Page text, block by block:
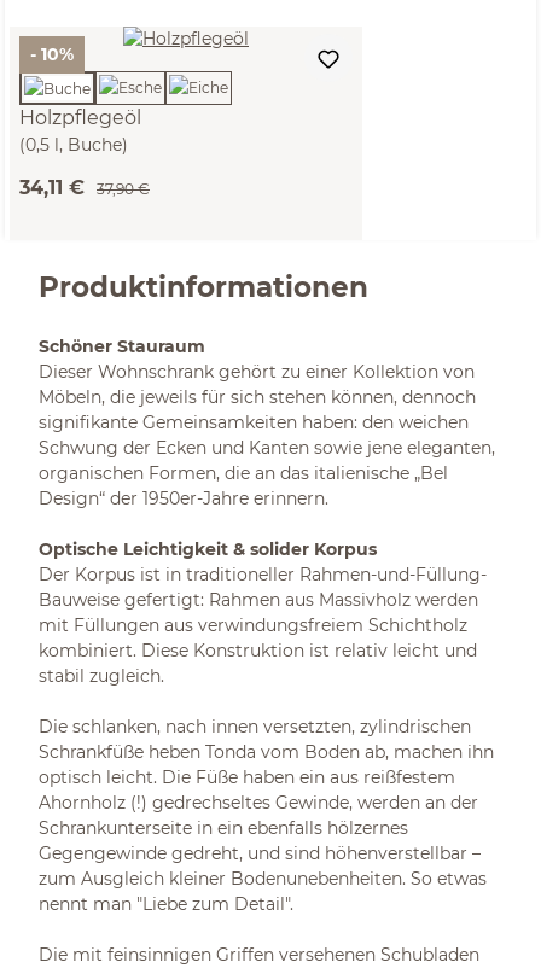
- 10%
Holzpflegeöl
(0,5 l, Buche)
34,11 € 37,90 €
Produktinformationen
Schöner Stauraum
Dieser Wohnschrank gehört zu einer Kollektion von
Möbeln, die jeweils für sich stehen können, dennoch
signifikante Gemeinsamkeiten haben: den weichen
Schwung der Ecken und Kanten sowie jene eleganten,
organischen Formen, die an das italienische „Bel
Design“ der 1950er-Jahre erinnern.
Optische Leichtigkeit & solider Korpus
Der Korpus ist in traditioneller Rahmen-und-Füllung-
Bauweise gefertigt: Rahmen aus Massivholz werden
mit Füllungen aus verwindungsfreiem Schichtholz
kombiniert. Diese Konstruktion ist relativ leicht und
stabil zugleich.
Die schlanken, nach innen versetzten, zylindrischen
Schrankfüße heben Tonda vom Boden ab, machen ihn
optisch leicht. Die Füße haben ein aus reißfestem
Ahornholz (!) gedrechseltes Gewinde, werden an der
Schrankunterseite in ein ebenfalls hölzernes
Gegengewinde gedreht, und sind höhenverstellbar –
zum Ausgleich kleiner Bodenunebenheiten. So etwas
nennt man "Liebe zum Detail".
Die mit feinsinnigen Griffen versehenen Schubladen